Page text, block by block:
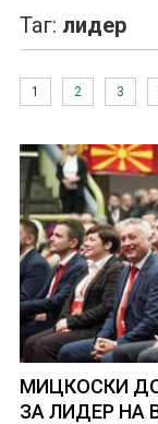
Таг: лидер
1 2 3
МИЦКОСКИ
ЗА ЛИДЕР НА